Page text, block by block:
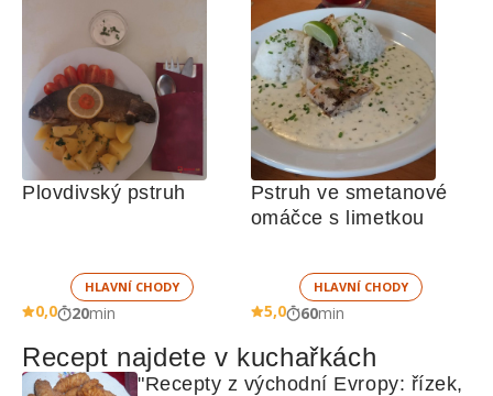
Plovdivský pstruh
HLAVNÍ CHODY
0,0 20min
Pstruh ve smetanové
omáčce s limetkou
HLAVNÍ CHODY
5,0 60min
Recept najdete v kuchařkách
"Recepty z východní Evropy: řízek,